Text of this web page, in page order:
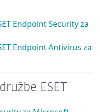
Endpoint Security za
Endpoint Antivirus za
ESET